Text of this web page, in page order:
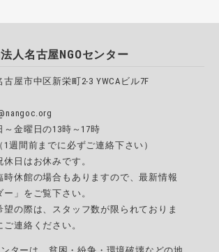
人名古屋NGOセンター
古屋市中区新栄町2-3 YWCAビル7F
～金曜日の13時～17時
1週間前までに必ずご連絡下さい）
日はお休みです。
時休館の場合もありますので、最新情報
」をご覧下さい。
望の際は、スタッフ数が限られておりま
連絡ください。